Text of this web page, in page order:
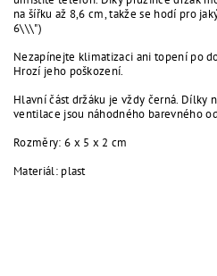
na šířku až 8,6 cm, takže se hodí pro
6\\\")
Nezapínejte klimatizaci ani topení po
Hrozí jeho poškození.
Hlavní část držáku je vždy černá. Dílky
ventilace jsou náhodného barevného
Rozměry: 6 x 5 x 2 cm
Materiál: plast